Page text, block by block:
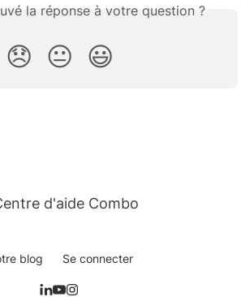
la réponse à votre question ?
😞 😐 😃
blog Se connecter